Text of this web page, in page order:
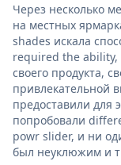
Через несколько
на местных
shades искала
required the ability,
своего продукта,
привлекательной
предоставили для
попробовали
powr slider, и ни
был неуклюжим и